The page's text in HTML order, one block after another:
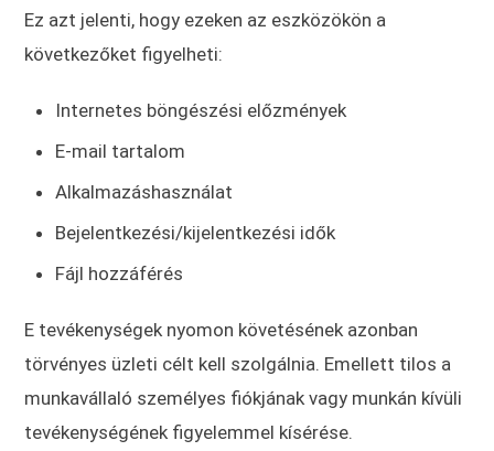
Ez azt jelenti, hogy ezeken az eszközökön a
következőket figyelheti:
Internetes böngészési előzmények
E-mail tartalom
Alkalmazáshasználat
Bejelentkezési/kijelentkezési idők
Fájl hozzáférés
E tevékenységek nyomon követésének azonban
törvényes üzleti célt kell szolgálnia. Emellett tilos a
munkavállaló személyes fiókjának vagy munkán kívüli
tevékenységének figyelemmel kísérése.